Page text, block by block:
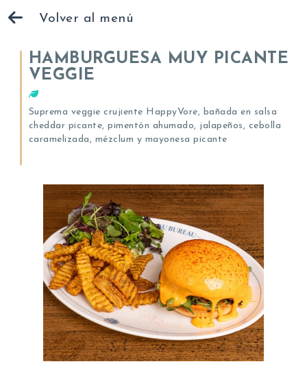
Volver al menú
HAMBURGUESA MUY PICANTE
VEGGIE
Suprema veggie crujiente HappyVore, bañada en salsa
cheddar picante, pimentón ahumado, jalapeños, cebolla
caramelizada, mézclum y mayonesa picante